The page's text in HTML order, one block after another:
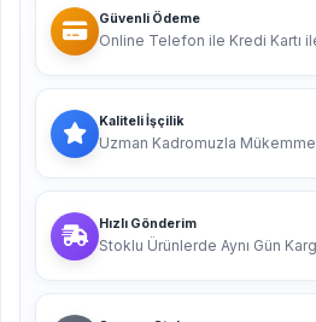
Güvenli Ödeme
Online Telefon ile Kredi Kartı
Kaliteli İşçilik
Uzman Kadromuzla
Hızlı Gönderim
Stoklu Ürünlerde Aynı Gün